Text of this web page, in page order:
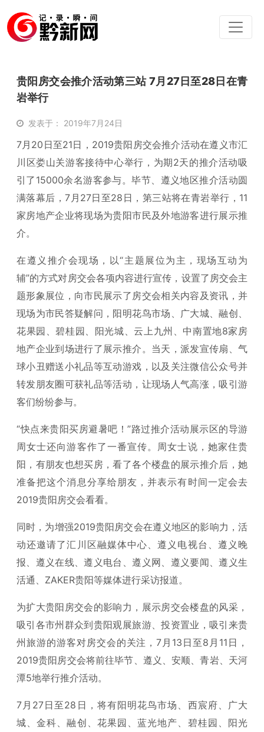
贵阳房交会推介活动第三站 7月27日至28日在青
岩举行
发表于： 2019年7月24日
7月20日至21日，2019贵阳房交会推介活动在遵义市汇
川区娄山关游客接待中心举行，为期2天的推介活动吸
引了15000余名游客参与。毕节、遵义地区推介活动圆
满落幕后，7月27日至28日，第三站将在青岩举行，11
家房地产企业将现场为贵阳市民及外地游客进行展示推
介。
在遵义推介会现场，以“主题展位为主，现场互动为
辅”的方式对房交会各项内容进行宣传，设置了房交会主
题形象展位，向市民展示了房交会相关内容及资讯，并
现场为市民答疑解问，阳明花鸟市场、广大城、融创、
花果园、碧桂园、阳光城、云上九州、中南置地8家房
地产企业到场进行了展示推介。当天，派发宣传扇、气
球小丑赠送小礼品等互动游戏，以及关注微信公众号并
转发朋友圈可获礼品等活动，让现场人气高涨，吸引游
客们纷纷参与。
“快点来贵阳买房避暑吧！”路过推介活动展示区的导游
周女士还向游客作了一番宣传。周女士说，她家住贵
阳，有朋友也想买房，看了各个楼盘的展示推介后，她
准备把这个消息分享给朋友，并表示有时间一定会去
2019贵阳房交会看看。
同时，为增强2019贵阳房交会在遵义地区的影响力，活
动还邀请了汇川区融媒体中心、遵义电视台、遵义晚
报、遵义在线、遵义电台、遵义网、遵义要闻、遵义生
活通、ZAKER贵阳等媒体进行采访报道。
为扩大贵阳房交会的影响力，展示房交会楼盘的风采，
吸引各市州群众到贵阳观展旅游、投资置业，吸引来贵
州旅游的游客对房交会的关注，7月13日至8月11日，
2019贵阳房交会将前往毕节、遵义、安顺、青岩、天河
潭5地举行推介活动。
7月27日至28日，将有阳明花鸟市场、西宸府、广大
城、金科、融创、花果园、蓝光地产、碧桂园、阳光